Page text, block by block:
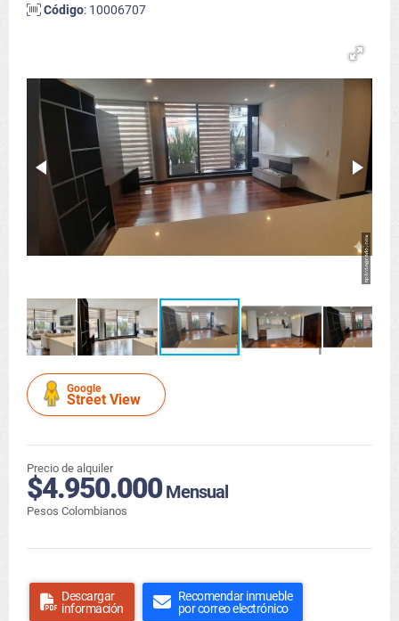
Código: 10006707
Google
Street View
Precio de alquiler
$4.950.000Mensual
Pesos Colombianos
Descargar
información
Recomendar inmueble
por correo electrónico